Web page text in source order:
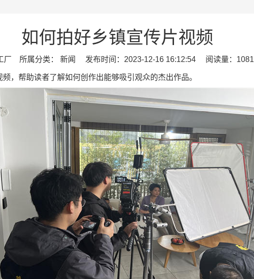
如何拍好乡镇宣传片视频
厂 所属分类： 新闻 发布时间：2023-12-16 16:12:54 阅读量：1081
，帮助读者了解如何创作出能够吸引观众的杰出作品。